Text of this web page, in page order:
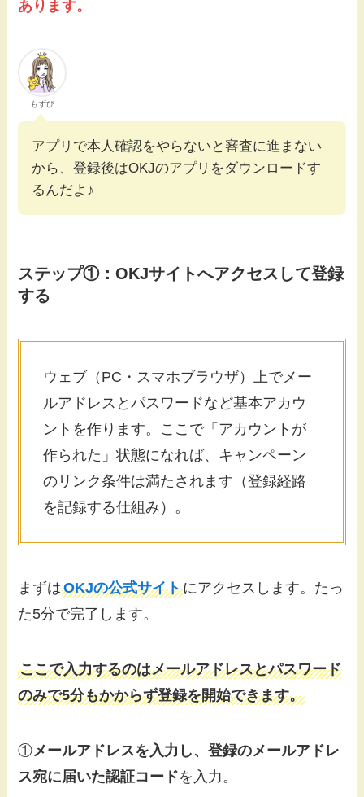
あります。
もずび
アプリで本人確認をやらないと審査に進まない
から、登録後はOKJのアプリをダウンロードす
るんだよ♪
ステップ①：OKJサイトへアクセスして登録
する
ウェブ（PC・スマホブラウザ）上でメー
ルアドレスとパスワードなど基本アカウ
ントを作ります。ここで「アカウントが
作られた」状態になれば、キャンペーン
のリンク条件は満たされます（登録経路
を記録する仕組み）。
まずはOKJの公式サイトにアクセスします。たっ
た5分で完了します。
ここで入力するのはメールアドレスとパスワード
のみで5分もかからず登録を開始できます。
①メールアドレスを入力し、登録のメールアドレ
ス宛に届いた認証コードを入力。